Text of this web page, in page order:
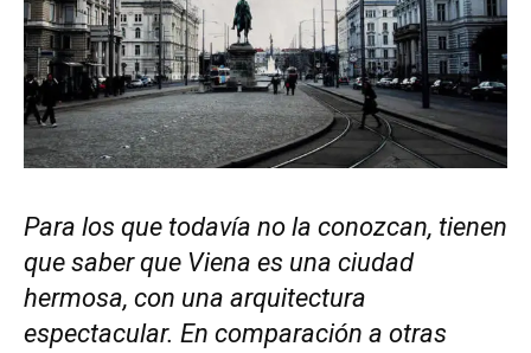
Para los que todavía no la conozcan, tienen
que saber que Viena es una ciudad
hermosa, con una arquitectura
espectacular. En comparación a otras